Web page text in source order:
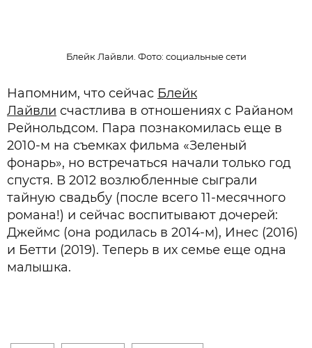
Блейк Лайвли. Фото: социальные сети
Напомним, что сейчас Блейк
Лайвли счастлива в отношениях с Райаном
Рейнольдсом. Пара познакомилась еще в
2010-м на съемках фильма «Зеленый
фонарь», но встречаться начали только год
спустя. В 2012 возлюбленные сыграли
тайную свадьбу (после всего 11-месячного
романа!) и сейчас воспитывают дочерей:
Джеймс (она родилась в 2014-м), Инес (2016)
и Бетти (2019). Теперь в их семье еще одна
малышка.